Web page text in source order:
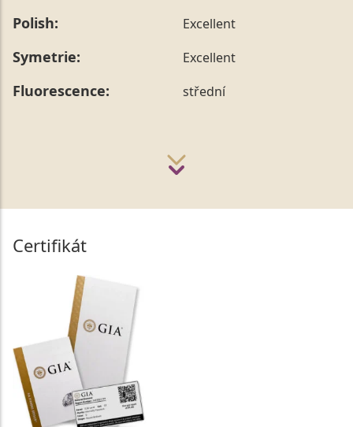
Polish: Excellent
Symetrie: Excellent
Fluorescence: střední
Certifikát